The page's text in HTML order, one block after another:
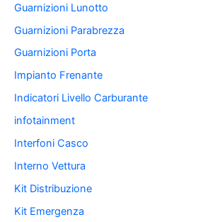
Guarnizioni Lunotto
Guarnizioni Parabrezza
Guarnizioni Porta
Impianto Frenante
Indicatori Livello Carburante
infotainment
Interfoni Casco
Interno Vettura
Kit Distribuzione
Kit Emergenza